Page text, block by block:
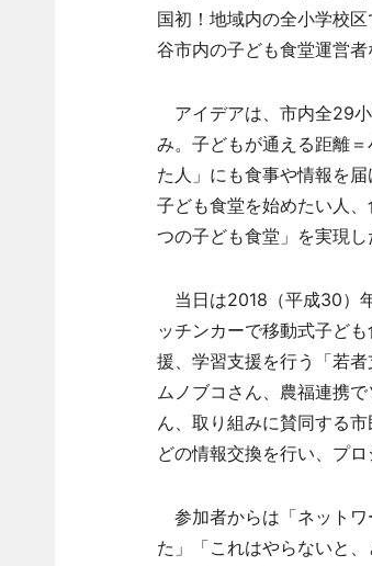
国初！地域内の全小学校
谷市内の子ども食堂運営者
アイデアは、市内全29
み。子どもが通える距離
た人」にも食事や情報を
子ども食堂を始めたい人
つの子ども食堂」を実現し
当日は2018（平成30）
ッチンカーで移動式子ど
援、学習支援を行う「若
ムノブコさん、農福連携
ん、取り組みに賛同する
どの情報交換を行い、プ
参加者からは「ネットワ
た」「これはやらないと